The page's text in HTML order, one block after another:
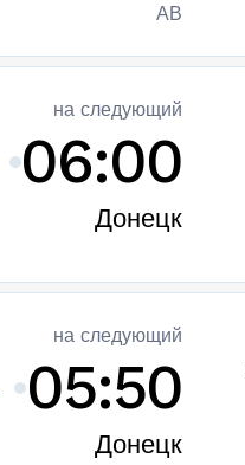
АВ
на следующий
06:00
Донецк
на следующий
05:50
Донецк